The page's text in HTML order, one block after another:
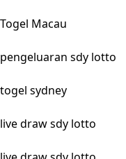
Togel Macau
pengeluaran sdy lotto
togel sydney
live draw sdy lotto